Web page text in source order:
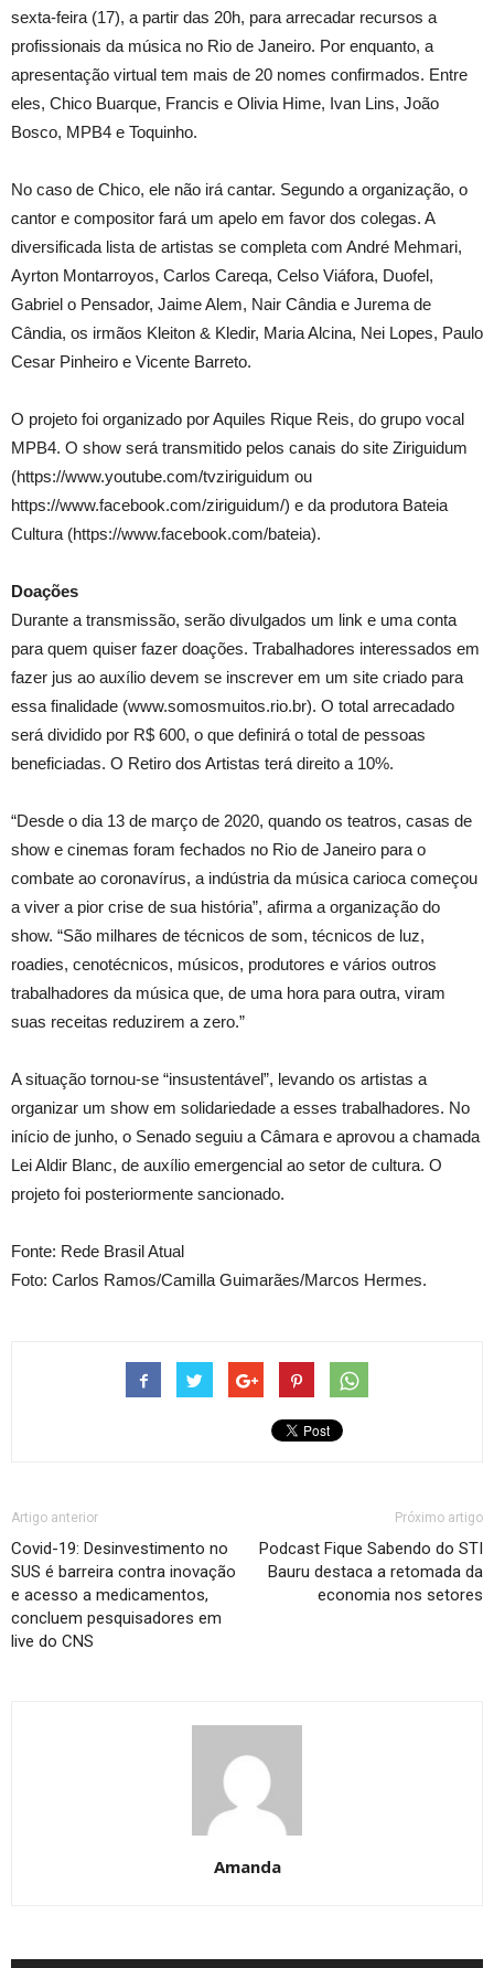
sexta-feira (17), a partir das 20h, para arrecadar recursos a
profissionais da música no Rio de Janeiro. Por enquanto, a
apresentação virtual tem mais de 20 nomes confirmados. Entre
eles, Chico Buarque, Francis e Olivia Hime, Ivan Lins, João
Bosco, MPB4 e Toquinho.
No caso de Chico, ele não irá cantar. Segundo a organização, o
cantor e compositor fará um apelo em favor dos colegas. A
diversificada lista de artistas se completa com André Mehmari,
Ayrton Montarroyos, Carlos Careqa, Celso Viáfora, Duofel,
Gabriel o Pensador, Jaime Alem, Nair Cândia e Jurema de
Cândia, os irmãos Kleiton & Kledir, Maria Alcina, Nei Lopes, Paulo
Cesar Pinheiro e Vicente Barreto.
O projeto foi organizado por Aquiles Rique Reis, do grupo vocal
MPB4. O show será transmitido pelos canais do site Ziriguidum
(https://www.youtube.com/tvziriguidum ou
https://www.facebook.com/ziriguidum/) e da produtora Bateia
Cultura (https://www.facebook.com/bateia).
Doações
Durante a transmissão, serão divulgados um link e uma conta
para quem quiser fazer doações. Trabalhadores interessados em
fazer jus ao auxílio devem se inscrever em um site criado para
essa finalidade (www.somosmuitos.rio.br). O total arrecadado
será dividido por R$ 600, o que definirá o total de pessoas
beneficiadas. O Retiro dos Artistas terá direito a 10%.
“Desde o dia 13 de março de 2020, quando os teatros, casas de
show e cinemas foram fechados no Rio de Janeiro para o
combate ao coronavírus, a indústria da música carioca começou
a viver a pior crise de sua história”, afirma a organização do
show. “São milhares de técnicos de som, técnicos de luz,
roadies, cenotécnicos, músicos, produtores e vários outros
trabalhadores da música que, de uma hora para outra, viram
suas receitas reduzirem a zero.”
A situação tornou-se “insustentável”, levando os artistas a
organizar um show em solidariedade a esses trabalhadores. No
início de junho, o Senado seguiu a Câmara e aprovou a chamada
Lei Aldir Blanc, de auxílio emergencial ao setor de cultura. O
projeto foi posteriormente sancionado.
Fonte: Rede Brasil Atual
Foto: Carlos Ramos/Camilla Guimarães/Marcos Hermes.
Artigo anterior
Covid-19: Desinvestimento no
SUS é barreira contra inovação
e acesso a medicamentos,
concluem pesquisadores em
live do CNS
Próximo artigo
Podcast Fique Sabendo do STI
Bauru destaca a retomada da
economia nos setores
Amanda